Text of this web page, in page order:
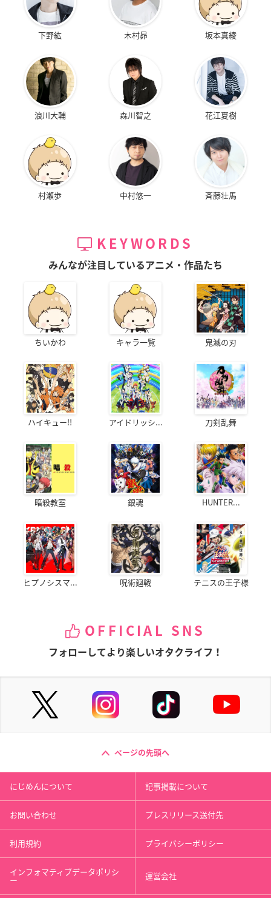
下野紘 木村昴 坂本真綾
浪川大輔 森川智之 花江夏樹
村瀬歩 中村悠一 斉藤壮馬
KEYWORDS
みんなが注目しているアニメ・作品たち
ちいかわ キャラ一覧 鬼滅の刃
ハイキュー!! アイドリッシ... 刀剣乱舞
暗殺教室 銀魂 HUNTER...
ヒプノシスマ... 呪術廻戦 テニスの王子様
OFFICIAL SNS
フォローしてより楽しいオタクライフ！
ページの先頭へ
にじめんについて 記事掲載について
お問い合わせ プレスリリース送付先
利用規約 プライバシーポリシー
インフォマティブデータポリシ
ー 運営会社